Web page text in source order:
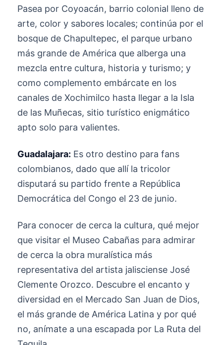
Pasea por Coyoacán, barrio colonial lleno de
arte, color y sabores locales; continúa por el
bosque de Chapultepec, el parque urbano
más grande de América que alberga una
mezcla entre cultura, historia y turismo; y
como complemento embárcate en los
canales de Xochimilco hasta llegar a la Isla
de las Muñecas, sitio turístico enigmático
apto solo para valientes.
Guadalajara: Es otro destino para fans
colombianos, dado que allí la tricolor
disputará su partido frente a República
Democrática del Congo el 23 de junio.
Para conocer de cerca la cultura, qué mejor
que visitar el Museo Cabañas para admirar
de cerca la obra muralística más
representativa del artista jalisciense José
Clemente Orozco. Descubre el encanto y
diversidad en el Mercado San Juan de Dios,
el más grande de América Latina y por qué
no, anímate a una escapada por La Ruta del